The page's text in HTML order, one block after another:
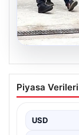
07.08.2026
Holding
Tüm
Piyasa Verileri
USD